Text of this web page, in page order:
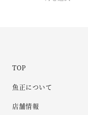
TOP
魚正について
店舗情報